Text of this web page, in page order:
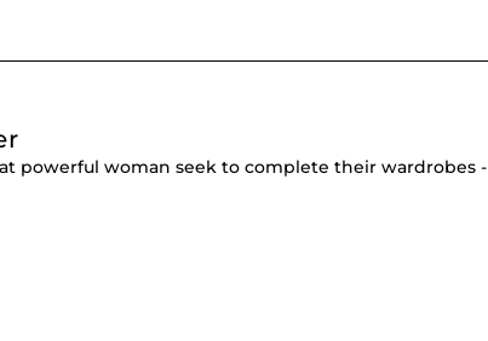
powerful woman seek to complete their wardrobes -